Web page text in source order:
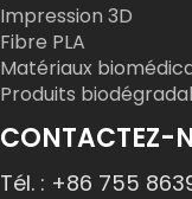
Impression 3D
Fibre PLA
Matériaux
Produits
CONTACTEZ-
Tél. : +86 755